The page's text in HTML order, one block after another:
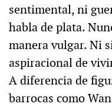
sentimental, ni
habla de plata.
manera vulgar. Ni
aspiracional de
A diferencia de
barrocas como